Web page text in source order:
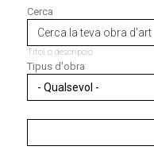
Cerca
Títol o descripció
Tipus d'obra